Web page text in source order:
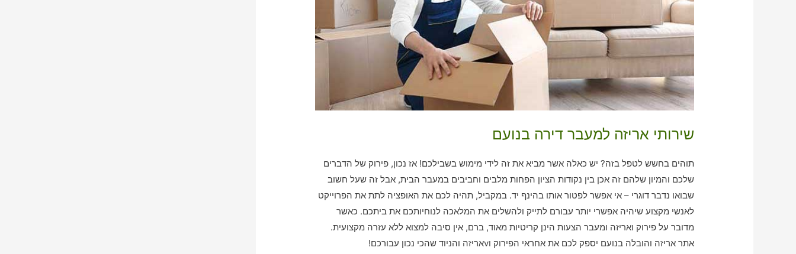
שירותי אריזה למעבר דירה בנועם
תוהים בחשש לטפל בזה? יש כאלה אשר מביא את זה לידי מימוש בשבילכם! אז נכון, פירוק של הדברים
שלכם והמיון שלהם זה אכן בין נקודות הציון הפחות מלבים וחביבים במעבר הבית, אבל זה שעל חשוב
שבואו נדבר דוגרי – אי אפשר לפטור אותו בהינף יד. במקביל, תהיה לכם את האופציה לתת את הפרוייקט
לאנשי מקצוע שיהיה אפשרי יותר עבורם לתייק ולהשלים את המלאכה לנוחיותכם את ביתכם. כאשר
מדובר על פירוק ואריזה ומעבר הצעות הינן קריטיות מאוד, ברם, אין סיבה למצוא ללא עזרה מקצועית.
אתר אריזה והובלה בנועם יספק לכם את אחראי הפירוק וvאריזה והניוד שהכי נכון עבורכם!